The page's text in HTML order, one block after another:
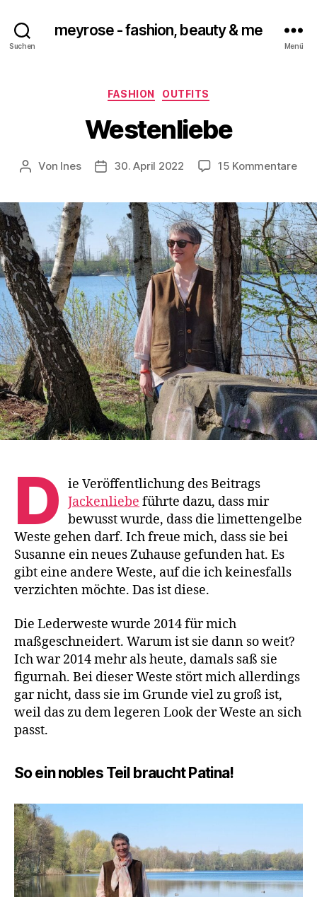
Suchen
meyrose - fashion, beauty & me
Menü
Kategorien
FASHION OUTFITS
Westenliebe
Beitragsautor
Von Ines Veröffentlichungsdatum
30. April 2022 15 Kommentarezu
D ie Veröffentlichung des Beitrags
Jackenliebe führte dazu, dass mir
bewusst wurde, dass die limettengelbe
Weste gehen darf. Ich freue mich, dass sie bei
Susanne ein neues Zuhause gefunden hat. Es
gibt eine andere Weste, auf die ich keinesfalls
verzichten möchte. Das ist diese.
Die Lederweste wurde 2014 für mich
maßgeschneidert. Warum ist sie dann so weit?
Ich war 2014 mehr als heute, damals saß sie
figurnah. Bei dieser Weste stört mich allerdings
gar nicht, dass sie im Grunde viel zu groß ist,
weil das zu dem legeren Look der Weste an sich
passt.
So ein nobles Teil braucht Patina!